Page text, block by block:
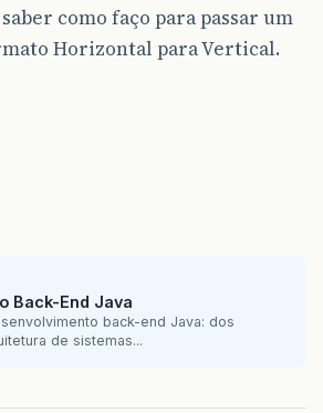
como faço para passar um
Horizontal para Vertical.
Back-End Java
back-end Java: dos
de sistemas...